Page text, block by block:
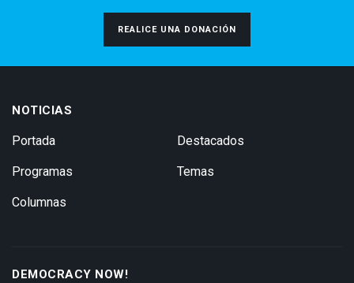
REALICE UNA DONACIÓN
NOTICIAS
Portada
Programas
Columnas
Destacados
Temas
DEMOCRACY NOW!